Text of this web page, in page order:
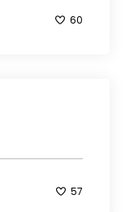
60
57